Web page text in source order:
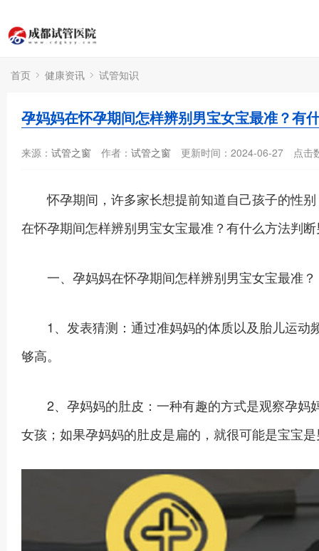
首页 健康资讯 试管知识
孕妈妈在怀孕期间怎样辨别男宝女宝最准？有
来源： 试管之窗 作者： 试管之窗 更新时间：2024-06-27 点击
怀孕期间，许多家长想提前知道自己孩子的性别
在怀孕期间怎样辨别男宝女宝最准？有什么方法判
一、孕妈妈在怀孕期间怎样辨别男宝女宝最准？
1、发表猜测：通过准妈妈的体质以及胎儿运动
够高。
2、孕妈妈的肚皮：一种有趣的方式是观察孕妈
女孩；如果孕妈妈的肚皮是扁的，就很可能是宝宝